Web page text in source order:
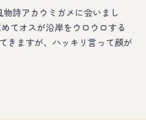
物詩アカウミガメに会いまし
てオスが沿岸をウロウロする
きますが、ハッキリ言って顔が